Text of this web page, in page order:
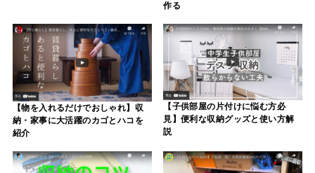
作る
【物を入れるだけでおしゃれ】収
納・家事に大活躍のカゴとハコを
紹介
【子供部屋の片付けに悩む方必
見】便利な収納グッズと使い方解
説